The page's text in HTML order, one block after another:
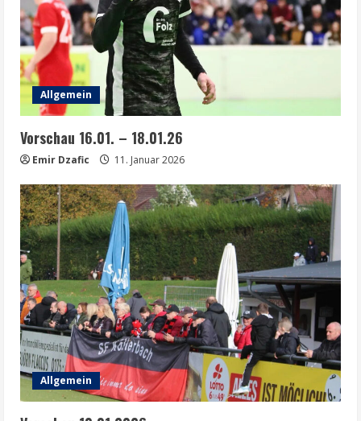
Allgemein
Vorschau 16.01. – 18.01.26
Emir Dzafic 11. Januar 2026
Allgemein